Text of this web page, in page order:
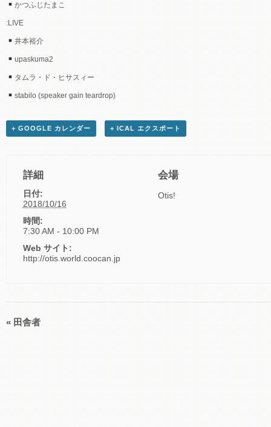
かつふじたまこ
:LIVE
井本裕介
upaskuma2
タムラ・ド・ヒサスィー
stabilo (speaker gain teardrop)
+ GOOGLE カレンダー + ICAL エクスポート
詳細
日付:
2018/10/16
時間:
7:30 AM - 10:00 PM
Web サイト:
http://otis.world.coocan.jp
会場
Otis!
イ
« 田舎者